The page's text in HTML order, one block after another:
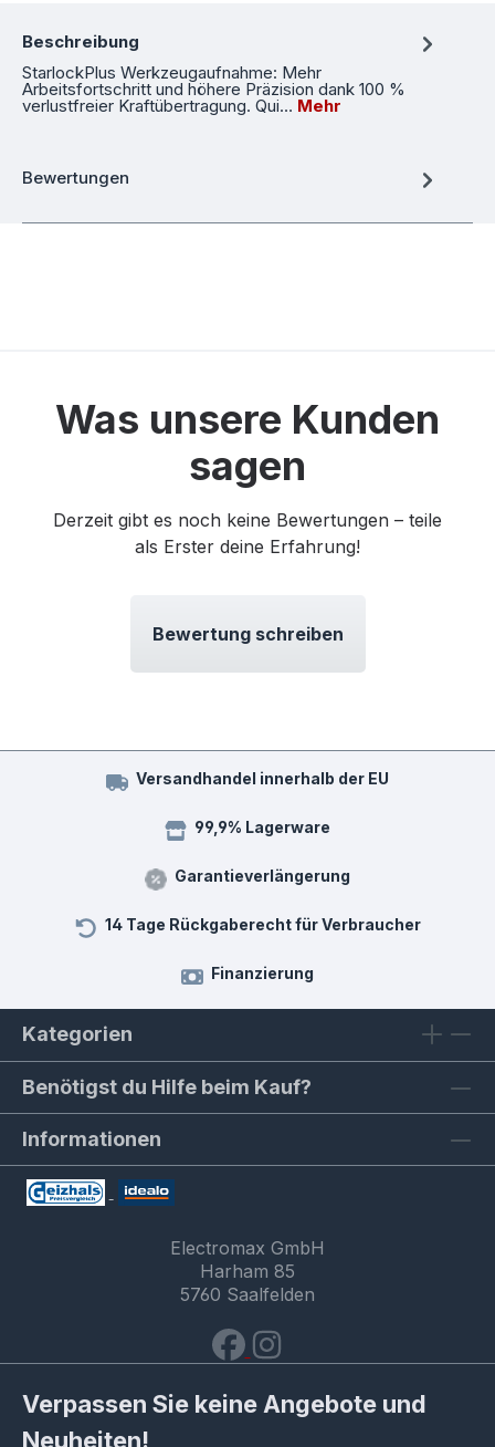
Beschreibung
StarlockPlus Werkzeugaufnahme: Mehr
Arbeitsfortschritt und höhere Präzision dank 100 %
verlustfreier Kraftübertragung. Qui… Mehr
Bewertungen
Was unsere Kunden
sagen
Derzeit gibt es noch keine Bewertungen – teile
als Erster deine Erfahrung!
Bewertung schreiben
Versandhandel innerhalb der EU
99,9% Lagerware
Garantieverlängerung
14 Tage Rückgaberecht für Verbraucher
Finanzierung
Kategorien
Benötigst du Hilfe beim Kauf?
Informationen
Electromax GmbH
Harham 85
5760 Saalfelden
Verpassen Sie keine Angebote und
Neuheiten!